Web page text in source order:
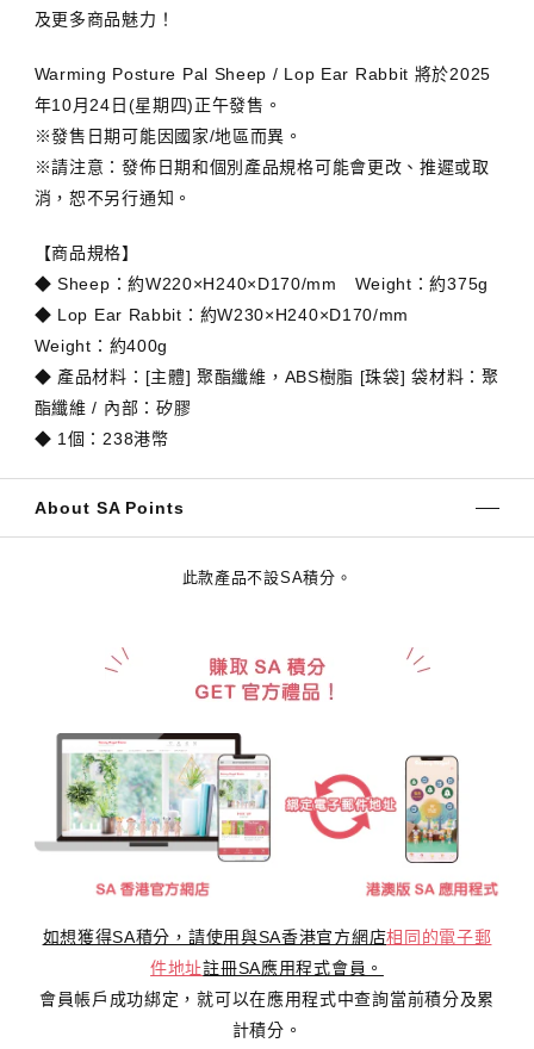
及更多商品魅力！
Warming Posture Pal Sheep / Lop Ear Rabbit 將於2025
年10月24日(星期四)正午發售。
※發售日期可能因國家/地區而異。
※請注意：發佈日期和個別產品規格可能會更改、推遲或取
消，恕不另行通知。
【商品規格】
◆ Sheep：約W220×H240×D170/mm Weight：約375g
◆ Lop Ear Rabbit：約W230×H240×D170/mm
Weight：約400g
◆ 產品材料：[主體] 聚酯纖維，ABS樹脂 [珠袋] 袋材料：聚
酯纖維 / 內部：矽膠
◆ 1個：238港幣
About SA Points
此款產品不設SA積分。
如想獲得SA積分，請使用與SA香港官方網店相同的電子郵
件地址註冊SA應用程式會員。
會員帳戶成功綁定，就可以在應用程式中查詢當前積分及累
計積分。